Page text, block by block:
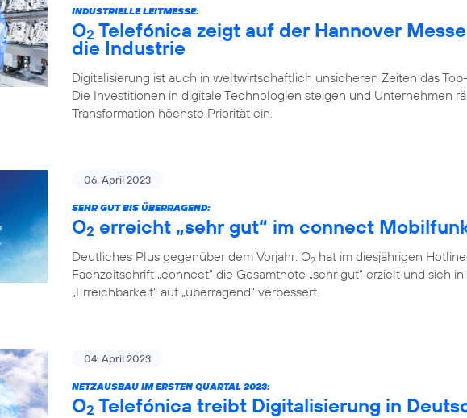
INDUSTRIELLE LEITMESSE:
O2 Telefónica zeigt auf der Hannover
die Industrie
Digitalisierung ist auch in weltwirtschaftlich unsicheren Zeiten das
Die Investitionen in digitale Technologien steigen und Unternehmen
Transformation höchste Priorität ein.
06. April 2023
SEHR GUT BIS ÜBERRAGEND:
O2 erreicht „sehr gut“ im connect
Deutliches Plus gegenüber dem Vorjahr: O2 hat im diesjährigen
Fachzeitschrift „connect“ die Gesamtnote „sehr gut“ erzielt und sich
„Erreichbarkeit“ auf „überragend“ verbessert.
04. April 2023
NETZAUSBAU IM ERSTEN QUARTAL 2023:
O2 Telefónica treibt Digitalisierung in